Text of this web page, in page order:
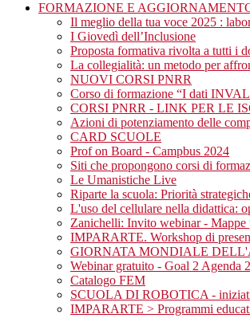
FORMAZIONE E
Il meglio della tua voce 2025 :
I Giovedì dell’Inclusione
Proposta formativa rivolta a tutti i
La collegialità: un metodo per
NUOVI CORSI PNRR
Corso di formazione “I dati
CORSI PNRR - LINK PER LE
Azioni di potenziamento delle
CARD SCUOLE
Prof on Board - Campbus 2024
Siti che propongono corsi di
Le Umanistiche Live
Riparte la scuola: Priorità
L'uso del cellulare nella didattica:
Zanichelli: Invito webinar - Mappe
IMPARARTE. Workshop di
GIORNATA MONDIALE
Webinar gratuito - Goal 2 Agenda
Catalogo FEM
SCUOLA DI ROBOTICA -
IMPARARTE > Programmi